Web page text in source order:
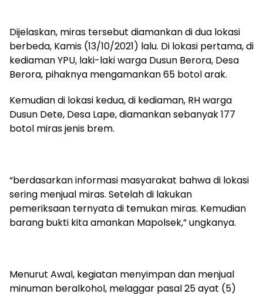
Dijelaskan, miras tersebut diamankan di dua lokasi
berbeda, Kamis (13/10/2021) lalu. Di lokasi pertama, di
kediaman YPU, laki-laki warga Dusun Berora, Desa
Berora, pihaknya mengamankan 65 botol arak.
Kemudian di lokasi kedua, di kediaman, RH warga
Dusun Dete, Desa Lape, diamankan sebanyak 177
botol miras jenis brem.
“berdasarkan informasi masyarakat bahwa di lokasi
sering menjual miras. Setelah di lakukan
pemeriksaan ternyata di temukan miras. Kemudian
barang bukti kita amankan Mapolsek,” ungkanya.
Menurut Awal, kegiatan menyimpan dan menjual
minuman beralkohol, melaggar pasal 25 ayat (5)